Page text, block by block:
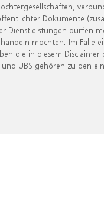
Dokumente
Dienstleistungen dürfen
möchten. Im Falle
die in diesem Disclaimer
UBS gehören zu den